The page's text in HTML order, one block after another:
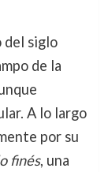
del siglo
de la
A lo largo
por su
finés, una